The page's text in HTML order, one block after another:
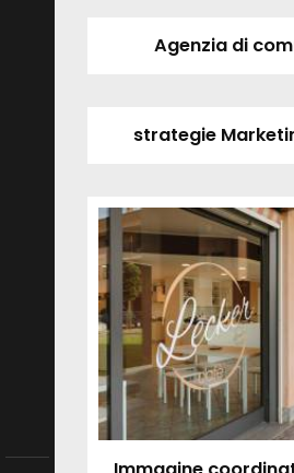
Agenzia di
strategie